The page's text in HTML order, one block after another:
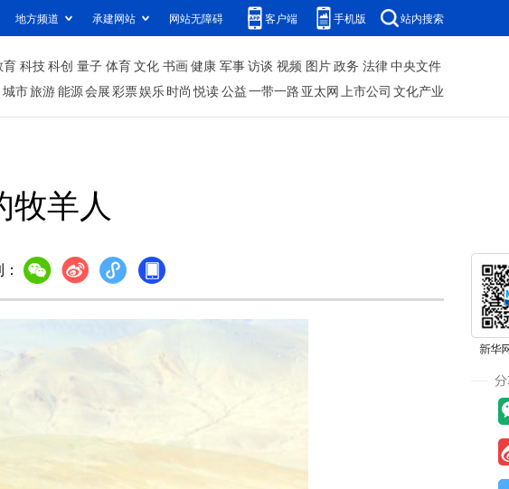
地方频道 承建网站 网站无障碍 客户端 手机版 站内搜索
育 科技科创 量子 体育文化 书画健康 军事访谈 视频 图片政务 法律中央文件
城市旅游能源会展彩票娱乐时尚 悦读公益一带一路 亚太网上市公司 文化产业
牧羊人